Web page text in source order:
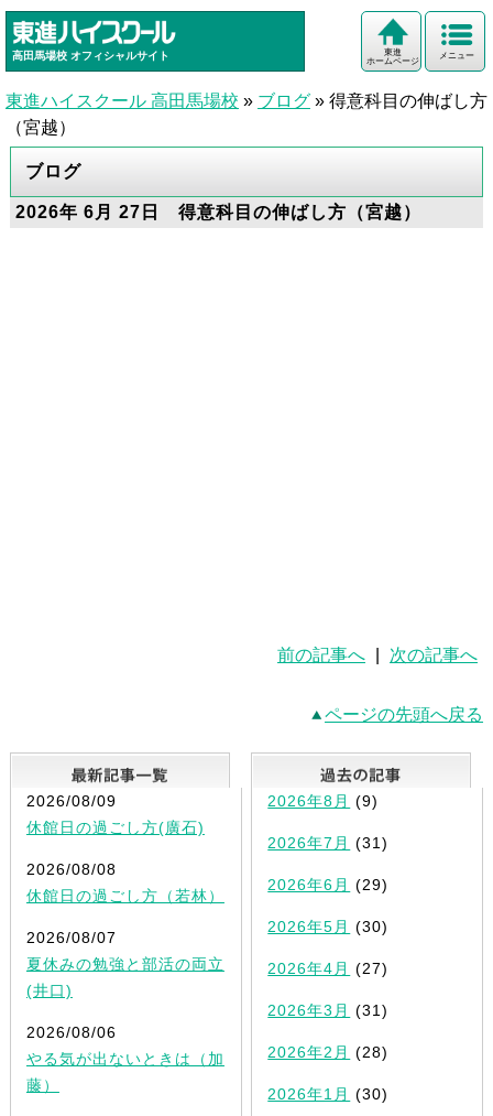
高田馬場校 オフィシャルサイト メニュー
東進
ホームページ
東進ハイスクール 高田馬場校 » ブログ » 得意科目の伸ばし方
（宮越）
ブログ
2026年 6月 27日 得意科目の伸ばし方（宮越）
前の記事へ 次の記事へ
ページの先頭へ戻る
最新記事一覧
2026/08/09
休館日の過ごし方(廣石)
2026/08/08
休館日の過ごし方（若林）
2026/08/07
夏休みの勉強と部活の両立
(井口)
2026/08/06
やる気が出ないときは（加
藤）
2026年8月 (9)
2026年7月 (31)
2026年6月 (29)
2026年5月 (30)
2026年4月 (27)
2026年3月 (31)
2026年2月 (28)
2026年1月 (30)